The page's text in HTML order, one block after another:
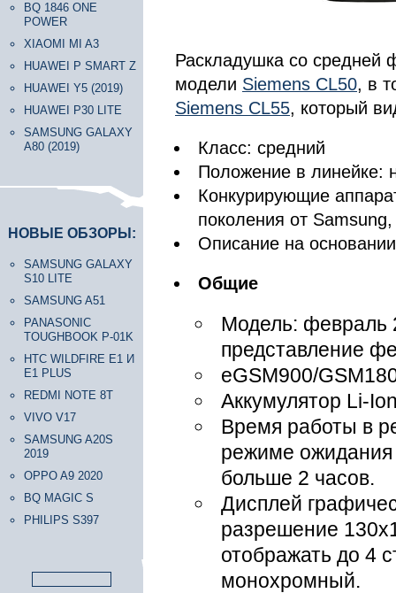
BQ 1846 ONE
POWER
XIAOMI MI A3
HUAWEI P SMART Z
HUAWEI Y5 (2019)
HUAWEI P30 LITE
SAMSUNG GALAXY
A80 (2019)
НОВЫЕ ОБЗОРЫ:
SAMSUNG GALAXY
S10 LITE
SAMSUNG A51
PANASONIC
TOUGHBOOK P-01K
HTC WILDFIRE E1 И
E1 PLUS
REDMI NOTE 8T
VIVO V17
SAMSUNG A20S
2019
OPPO A9 2020
BQ MAGIC S
PHILIPS S397
Раскладушка со средней
модели Siemens CL50, в
Siemens CL55, который
Класс: средний
Положение в линейке:
Конкурирующие
поколения от
Описание на
Общие
Модель: февраль
представление
eGSM900/
Аккумулятор Li-
Время работы в
режиме ожидания
больше 2 часов.
Дисплей
разрешение
отображать до 4
монохромный.